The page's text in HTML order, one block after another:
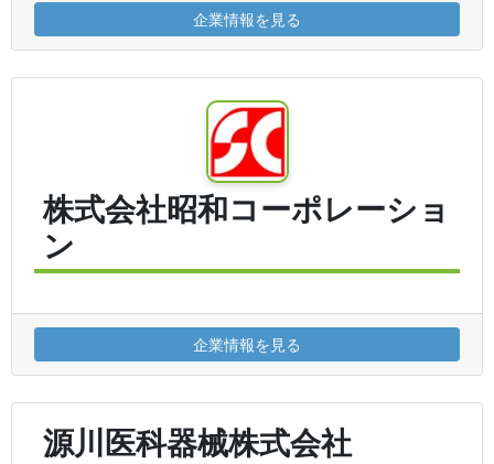
企業情報を見る
株式会社昭和コーポレーショ
ン
企業情報を見る
源川医科器械株式会社